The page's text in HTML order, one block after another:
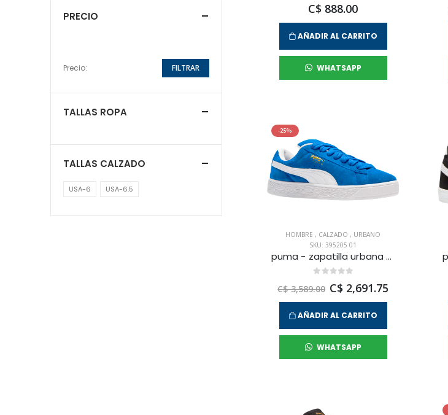
C$ 888.00
AÑADIR AL CARRITO
WHATSAPP
-25%
HOMBRE, CALZADO, URBANO
SKU: 395205 01
puma - zapatilla urbana suede xl para hombre
C$ 3,589.00 C$ 2,691.75
AÑADIR AL CARRITO
WHATSAPP
PRECIO
Precio: FILTRAR
TALLAS ROPA
TALLAS CALZADO
USA-6 USA-6.5